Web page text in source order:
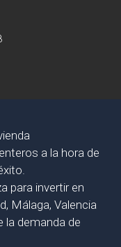
a la hora de
para invertir en
Málaga, Valencia
la demanda de